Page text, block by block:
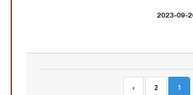
2023-09-
1
2
›